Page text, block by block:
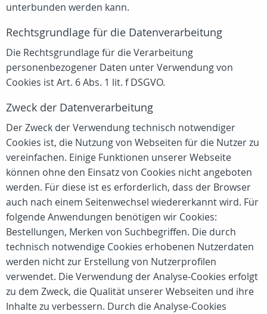
unterbunden werden kann.
Rechtsgrundlage für die Datenverarbeitung
Die Rechtsgrundlage für die Verarbeitung
personenbezogener Daten unter Verwendung von
Cookies ist Art. 6 Abs. 1 lit. f DSGVO.
Zweck der Datenverarbeitung
Der Zweck der Verwendung technisch notwendiger
Cookies ist, die Nutzung von Webseiten für die Nutzer zu
vereinfachen. Einige Funktionen unserer Webseite
können ohne den Einsatz von Cookies nicht angeboten
werden. Für diese ist es erforderlich, dass der Browser
auch nach einem Seitenwechsel wiedererkannt wird. Für
folgende Anwendungen benötigen wir Cookies:
Bestellungen, Merken von Suchbegriffen. Die durch
technisch notwendige Cookies erhobenen Nutzerdaten
werden nicht zur Erstellung von Nutzerprofilen
verwendet. Die Verwendung der Analyse-Cookies erfolgt
zu dem Zweck, die Qualität unserer Webseiten und ihre
Inhalte zu verbessern. Durch die Analyse-Cookies